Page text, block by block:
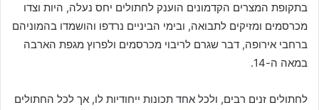
בתקופת המצרים הקדמונים הוענק לחתולים יחס נעלה, היות וצדו
מכרסמים ומזיקים לתבואה, ובימי הביניים נרדפו והושמדו בהמוניהם
ברחבי אירופה, דבר שגרם לריבוי מכרסמים ולפרוץ מגפת הארבה
במאה ה-14.
לחתולים זנים רבים, ולכל אחד תכונות ייחודיות לו, אך לכל החתולים